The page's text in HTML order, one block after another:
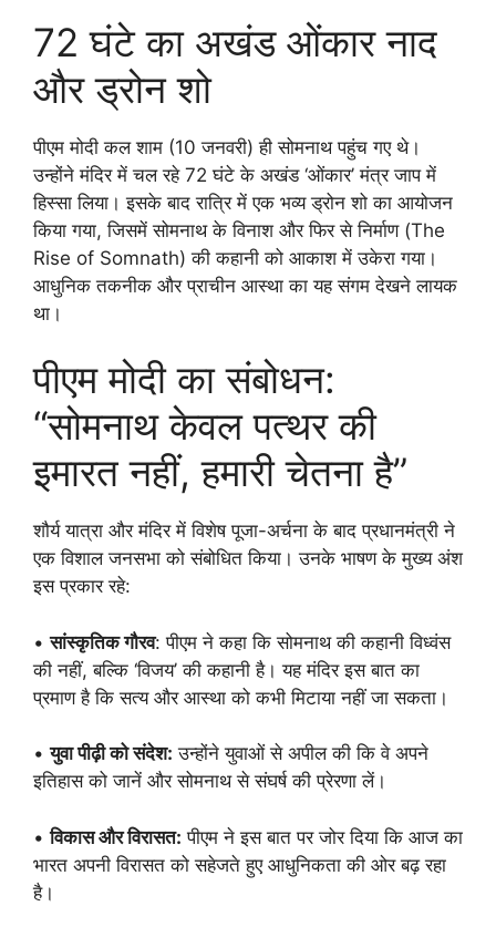
72 घंटे का अखंड ओंकार नाद
और ड्रोन शो
पीएम मोदी कल शाम (10 जनवरी) ही सोमनाथ पहुंच गए थे।
उन्होंने मंदिर में चल रहे 72 घंटे के अखंड ‘ओंकार’ मंत्र जाप में
हिस्सा लिया। इसके बाद रात्रि में एक भव्य ड्रोन शो का आयोजन
किया गया, जिसमें सोमनाथ के विनाश और फिर से निर्माण (The
Rise of Somnath) की कहानी को आकाश में उकेरा गया।
आधुनिक तकनीक और प्राचीन आस्था का यह संगम देखने लायक
था।
पीएम मोदी का संबोधन:
“सोमनाथ केवल पत्थर की
इमारत नहीं, हमारी चेतना है”
शौर्य यात्रा और मंदिर में विशेष पूजा-अर्चना के बाद प्रधानमंत्री ने
एक विशाल जनसभा को संबोधित किया। उनके भाषण के मुख्य अंश
इस प्रकार रहे:
•सांस्कृतिक गौरव: पीएम ने कहा कि सोमनाथ की कहानी विध्वंस
की नहीं, बल्कि ‘विजय’ की कहानी है। यह मंदिर इस बात का
प्रमाण है कि सत्य और आस्था को कभी मिटाया नहीं जा सकता।
•युवा पीढ़ी को संदेश: उन्होंने युवाओं से अपील की कि वे अपने
इतिहास को जानें और सोमनाथ से संघर्ष की प्रेरणा लें।
•विकास और विरासत: पीएम ने इस बात पर जोर दिया कि आज का
भारत अपनी विरासत को सहेजते हुए आधुनिकता की ओर बढ़ रहा
है।